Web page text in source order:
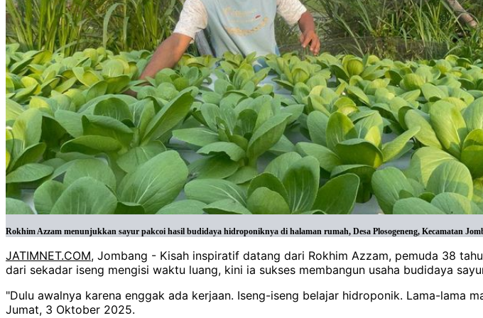
Rokhim Azzam menunjukkan sayur pakcoi hasil budidaya hidroponiknya di halaman rumah, Desa Plosogeneng, Kecamatan
JATIMNET.COM, Jombang - Kisah inspiratif datang dari Rokhim Azzam, pemuda 38
dari sekadar iseng mengisi waktu luang, kini ia sukses membangun usaha budidaya
"Dulu awalnya karena enggak ada kerjaan. Iseng-iseng belajar hidroponik. Lama-lama
Jumat, 3 Oktober 2025.